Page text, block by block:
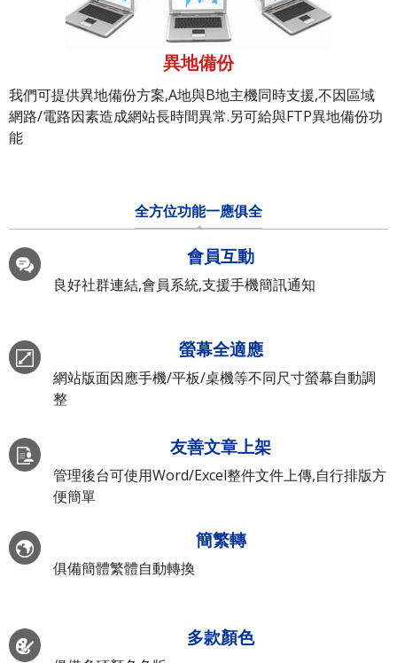
異地備份
我們可提供異地備份方案,A地與B地主機同時支援,不因區域
網路/電路因素造成網站長時間異常.另可給與FTP異地備份功
能
全方位功能一應俱全
會員互動
良好社群連結,會員系統,支援手機簡訊通知
螢幕全適應
網站版面因應手機/平板/桌機等不同尺寸螢幕自動調
整
友善文章上架
管理後台可使用Word/Excel整件文件上傳,自行排版方
便簡單
簡繁轉
俱備簡體繁體自動轉換
多款顏色